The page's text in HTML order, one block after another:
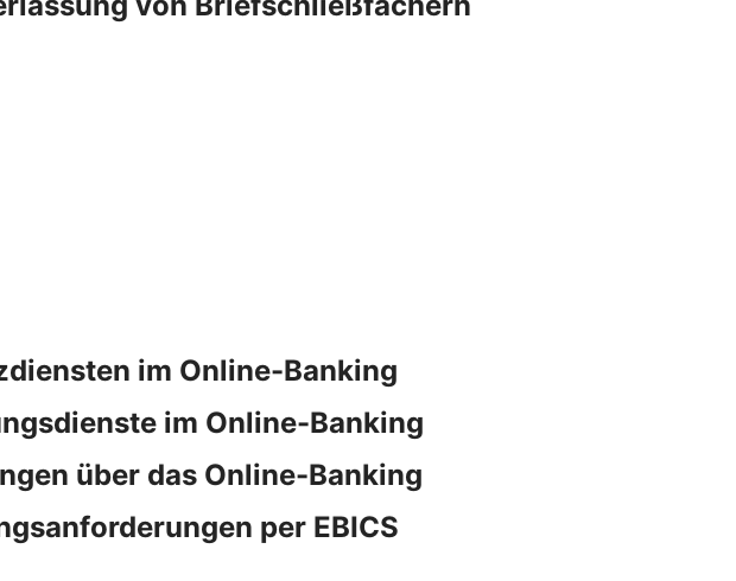
im Online-Banking
im Online-Banking
über das Online-Banking
per EBICS